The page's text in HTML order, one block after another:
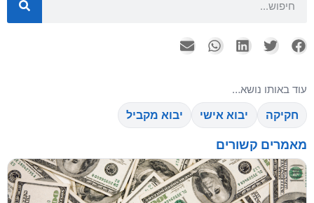
עוד באותו נושא…
חקיקה יבוא אישי יבוא מקביל
מאמרים קשורים